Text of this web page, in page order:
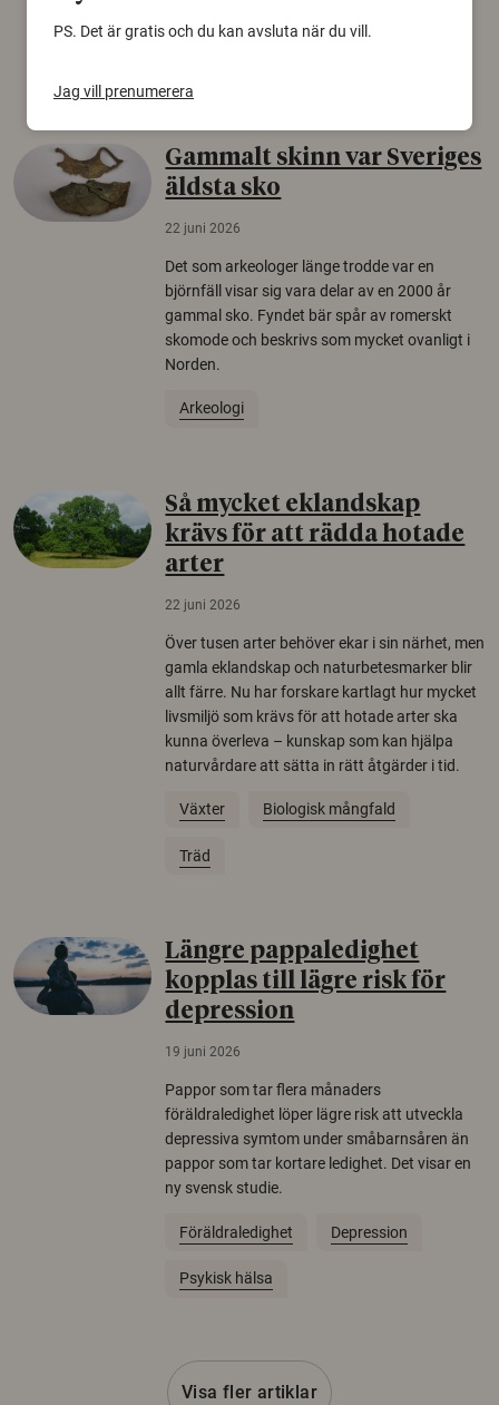
Gammalt skinn var Sveriges
äldsta sko
22 juni 2026
Det som arkeologer länge trodde var en
björnfäll visar sig vara delar av en 2000 år
gammal sko. Fyndet bär spår av romerskt
skomode och beskrivs som mycket ovanligt i
Norden.
Arkeologi
Så mycket eklandskap
krävs för att rädda hotade
arter
22 juni 2026
Över tusen arter behöver ekar i sin närhet, men
gamla eklandskap och naturbetesmarker blir
allt färre. Nu har forskare kartlagt hur mycket
livsmiljö som krävs för att hotade arter ska
kunna överleva – kunskap som kan hjälpa
naturvårdare att sätta in rätt åtgärder i tid.
Växter Biologisk mångfald
Träd
Längre pappaledighet
kopplas till lägre risk för
depression
19 juni 2026
Pappor som tar flera månaders
föräldraledighet löper lägre risk att utveckla
depressiva symtom under småbarnsåren än
pappor som tar kortare ledighet. Det visar en
ny svensk studie.
Föräldraledighet Depression
Psykisk hälsa
Visa fler artiklar
PS. Det är gratis och du kan avsluta när du vill.
Jag vill prenumerera